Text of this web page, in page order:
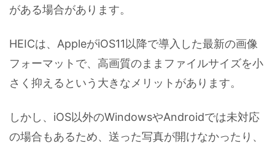
がある場合があります。
HEICは、AppleがiOS11以降で導入した最新の画像
フォーマットで、高画質のままファイルサイズを小
さく抑えるという大きなメリットがあります。
しかし、iOS以外のWindowsやAndroidでは未対応
の場合もあるため、送った写真が開けなかったり、